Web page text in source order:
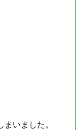
いました。